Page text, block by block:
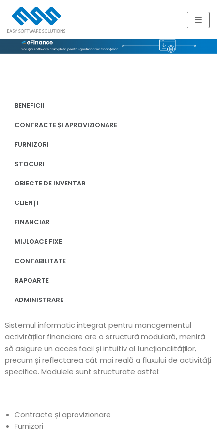
Skip
to
content
BENEFICII
CONTRACTE ȘI APROVIZIONARE
FURNIZORI
STOCURI
OBIECTE DE INVENTAR
CLIENȚI
FINANCIAR
MIJLOACE FIXE
CONTABILITATE
RAPOARTE
ADMINISTRARE
Sistemul informatic integrat pentru managementul
activităților financiare are o structură modulară, menită
să asigure un acces facil și intuitiv al funcționalităților,
precum și reflectarea cât mai reală a fluxului de activități
specifice. Modulele sunt structurate astfel:
Contracte și aprovizionare
Furnizori